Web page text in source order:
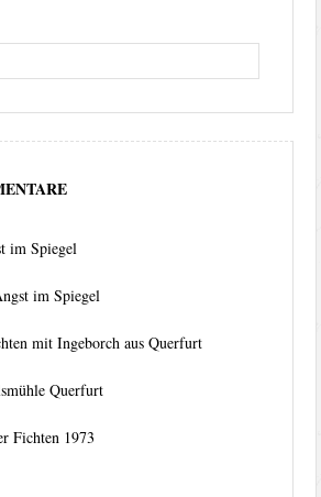
im Spiegel
im Spiegel
mit Ingeborch aus Querfurt
Querfurt
Fichten 1973